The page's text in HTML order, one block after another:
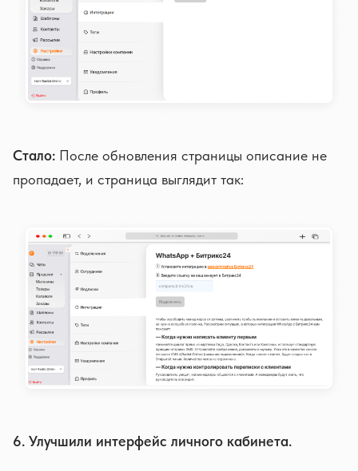
Стало: После обновления страницы описание не
пропадает, и страница выглядит так:
6. Улучшили интерфейс личного кабинета.